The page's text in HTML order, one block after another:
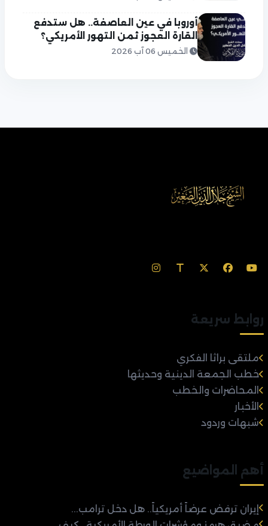
أوروبا في عين العاصفة.. هل ستدفع
القارة العجوز ثمن التهور الأمريكي؟
الخميس 06 آب 2026
روابط سريعة
ملتقى براثا الفكري
خطب الجمعة الدينية وحديثها
المحاضرات والخطب
الأخبار
شبهات وردود
أهم المواضيع
إيران ترفض عرضاً أمريكياً.. هل دخل ترامب...